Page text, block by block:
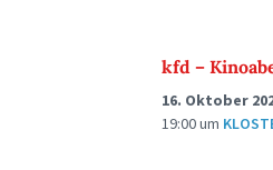
kfd –
16. Oktober
19:00um